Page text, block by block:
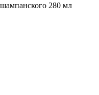
280 мл